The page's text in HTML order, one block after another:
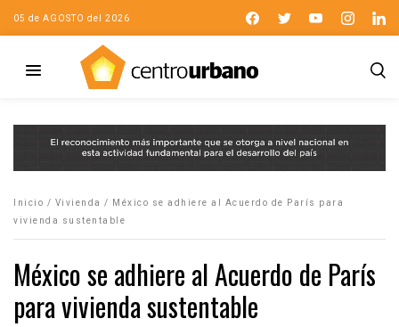
05 de AGOSTO del 2026
Inicio / Vivienda /
México se adhiere al Acuerdo de París para
vivienda sustentable
México se adhiere al Acuerdo de París
para vivienda sustentable